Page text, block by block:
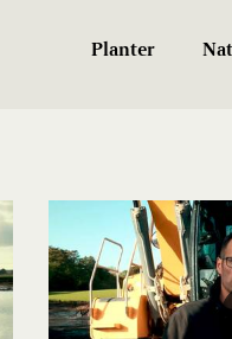
Planter